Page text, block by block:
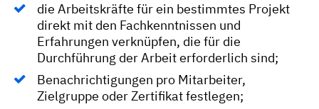
die Arbeitskräfte für ein bestimmtes Projekt
direkt mit den Fachkenntnissen und
Erfahrungen verknüpfen, die für die
Durchführung der Arbeit erforderlich sind;
Benachrichtigungen pro Mitarbeiter,
Zielgruppe oder Zertifikat festlegen;